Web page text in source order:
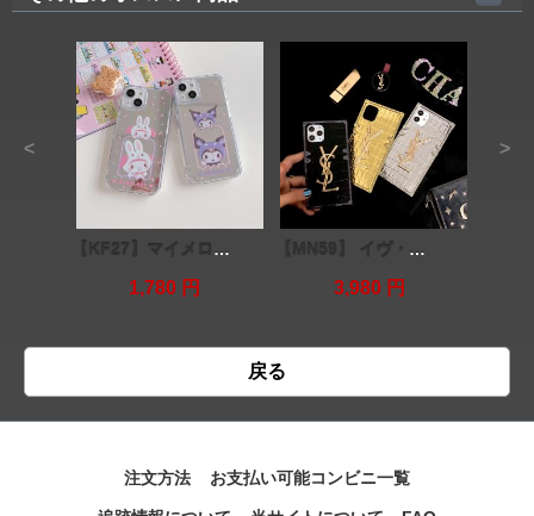
【KF27】マイメロディ ❤️ クロミちゃん ❤️ iPhone13 Pro ❤️ iPhone13 ❤️ iPhone13 Pro Max
1,780 円
【MN59】 イヴ・サンローラン ❤️ 高級品 ❤️ iPhoneケース ❤️ ファッション 気質
3,980 円
< >
戻る
注文方法 お支払い可能コンビニ一覧